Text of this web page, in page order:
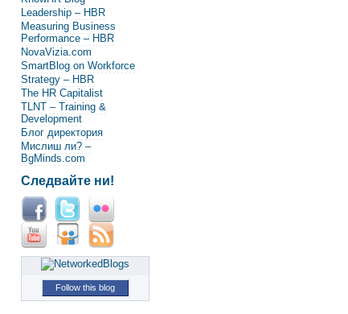
Leadership – HBR
Measuring Business
Performance – HBR
NovaVizia.com
SmartBlog on Workforce
Strategy – HBR
The HR Capitalist
TLNT – Training &
Development
Блог директория
Мислиш ли? –
BgMinds.com
Следвайте ни!
Follow this blog